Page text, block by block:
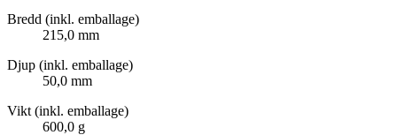
Bredd (inkl. emballage)
215,0 mm
Djup (inkl. emballage)
50,0 mm
Vikt (inkl. emballage)
600,0 g